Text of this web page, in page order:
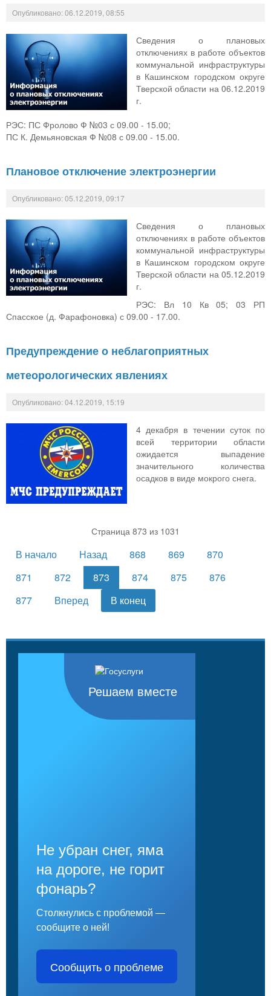
Опубликовано: 06.12.2019, 08:55
Сведения о плановых
отключениях в работе объектов
коммунальной инфраструктуры
в Кашинском городском округе
Тверской области на 06.12.2019
г.
РЭС: ПС Фролово Ф №03 с 09.00 - 15.00;
ПС К. Демьяновская Ф №08 с 09.00 - 15.00.
Плановое отключение электроэнергии
Опубликовано: 05.12.2019, 09:17
Сведения о плановых
отключениях в работе объектов
коммунальной инфраструктуры
в Кашинском городском округе
Тверской области на 05.12.2019
г.
РЭС: Вл 10 Кв 05; 03 РП
Спасское (д. Фарафоновка) с 09.00 - 17.00.
Предупреждение о неблагоприятных
метеорологических явлениях
Опубликовано: 04.12.2019, 15:19
4 декабря в течении суток по
всей территории области
ожидается выпадение
значительного количества
осадков в виде мокрого снега.
Страница 873 из 1031
В начало Назад 868 869
870
871
872 873 874 875
876
877
Вперед В конец
Решаем вместе
Не убран снег, яма
на дороге, не горит
фонарь?
Столкнулись с проблемой —
сообщите о ней!
Сообщить о проблеме